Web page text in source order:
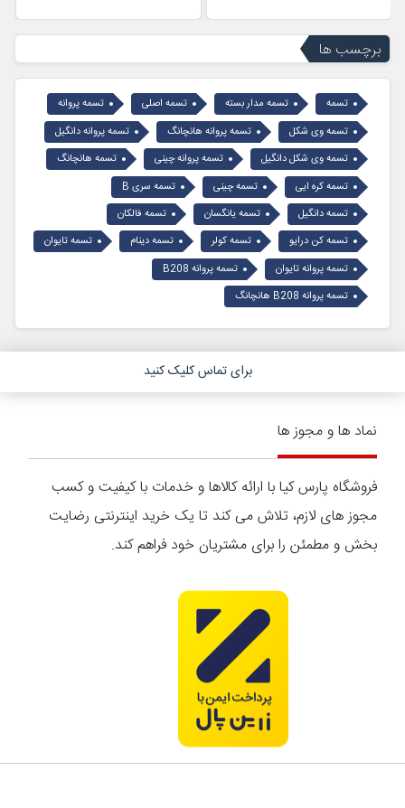
برچسب ها
تسمه تسمه مدار بسته تسمه اصلی
تسمه پروانه
تسمه وی شکل
تسمه پروانه هانچانگ
تسمه پروانه دانگیل
تسمه وی شکل دانگیل
تسمه پروانه چینی
تسمه هانچانگ
تسمه کره ایی
تسمه چینی
تسمه سری B
تسمه دانگیل
تسمه یانگسان
تسمه فالکان
تسمه کن درایو
تسمه کولر تسمه دینام
تسمه تایوان
تسمه پروانه تایوان
تسمه پروانه B208
تسمه پروانه B208 هانچانگ
برای تماس کلیک کنید
نماد ها و مجوز ها
فروشگاه پارس کیا با ارائه کالاها و خدمات با کیفیت و کسب
مجوز های لازم، تلاش می کند تا یک خرید اینترنتی رضایت
بخش و مطمئن را برای مشتریان خود فراهم کند.